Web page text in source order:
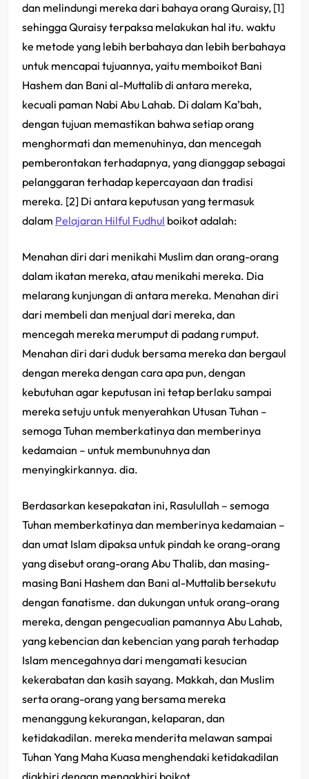
dan melindungi mereka dari bahaya orang Quraisy, [1]
sehingga Quraisy terpaksa melakukan hal itu. waktu
ke metode yang lebih berbahaya dan lebih berbahaya
untuk mencapai tujuannya, yaitu memboikot Bani
Hashem dan Bani al-Muttalib di antara mereka,
kecuali paman Nabi Abu Lahab. Di dalam Ka’bah,
dengan tujuan memastikan bahwa setiap orang
menghormati dan memenuhinya, dan mencegah
pemberontakan terhadapnya, yang dianggap sebagai
pelanggaran terhadap kepercayaan dan tradisi
mereka. [2] Di antara keputusan yang termasuk
dalam Pelajaran Hilful Fudhul boikot adalah:
Menahan diri dari menikahi Muslim dan orang-orang
dalam ikatan mereka, atau menikahi mereka. Dia
melarang kunjungan di antara mereka. Menahan diri
dari membeli dan menjual dari mereka, dan
mencegah mereka merumput di padang rumput.
Menahan diri dari duduk bersama mereka dan bergaul
dengan mereka dengan cara apa pun, dengan
kebutuhan agar keputusan ini tetap berlaku sampai
mereka setuju untuk menyerahkan Utusan Tuhan –
semoga Tuhan memberkatinya dan memberinya
kedamaian – untuk membunuhnya dan
menyingkirkannya. dia.
Berdasarkan kesepakatan ini, Rasulullah – semoga
Tuhan memberkatinya dan memberinya kedamaian –
dan umat Islam dipaksa untuk pindah ke orang-orang
yang disebut orang-orang Abu Thalib, dan masing-
masing Bani Hashem dan Bani al-Muttalib bersekutu
dengan fanatisme. dan dukungan untuk orang-orang
mereka, dengan pengecualian pamannya Abu Lahab,
yang kebencian dan kebencian yang parah terhadap
Islam mencegahnya dari mengamati kesucian
kekerabatan dan kasih sayang. Makkah, dan Muslim
serta orang-orang yang bersama mereka
menanggung kekurangan, kelaparan, dan
ketidakadilan. mereka menderita melawan sampai
Tuhan Yang Maha Kuasa menghendaki ketidakadilan
diakhiri dengan mengakhiri boikot.